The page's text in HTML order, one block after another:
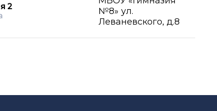
2
№8» ул.
Леваневского, д.8